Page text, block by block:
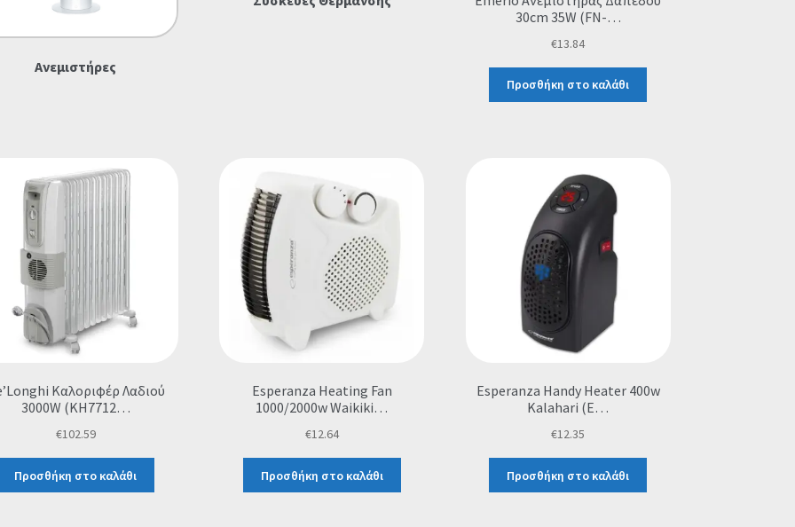
Ανεμιστήρες
30cm 35W (FN-…
€13.84
Προσθήκη στο καλάθι
Καλοριφέρ Λαδιού
3000W (KH7712…
€102.59
Προσθήκη στο καλάθι
Esperanza Heating Fan
1000/2000w Waikiki…
€12.64
Προσθήκη στο καλάθι
Esperanza Handy Heater 400w
Kalahari (E…
€12.35
Προσθήκη στο καλάθι